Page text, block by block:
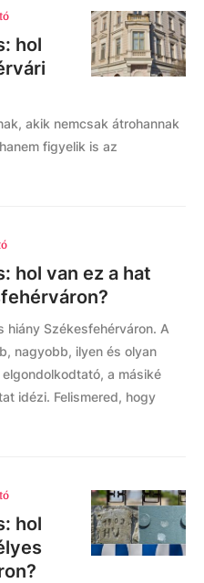
hol
akik nemcsak átrohannak
figyelik is az
hol van ez a hat
hiány Székesfehérváron. A
nagyobb, ilyen és olyan
a másiké
idézi. Felismered, hogy
hol